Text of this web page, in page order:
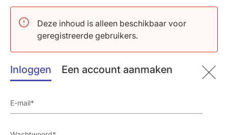
Deze inhoud is alleen beschikbaar voor
geregistreerde gebruikers.
Inloggen Een account aanmaken
p<0.01)
Hyperkalemie (HR: 1.70; 95% CI: 1.20-2.41, p<0.01)
Ook kaliumniveaus die nog binnen de richtlijnen voor
normaalwaardes liggen werden geassocieerd met een
HR wanneer K: 3.5–3.7 mmol/L: 1.70; 95% CI: 1.36–
HR wanneer K: 3.8–4.0 mmol/L: 1.21; 95% CI: 1.00–